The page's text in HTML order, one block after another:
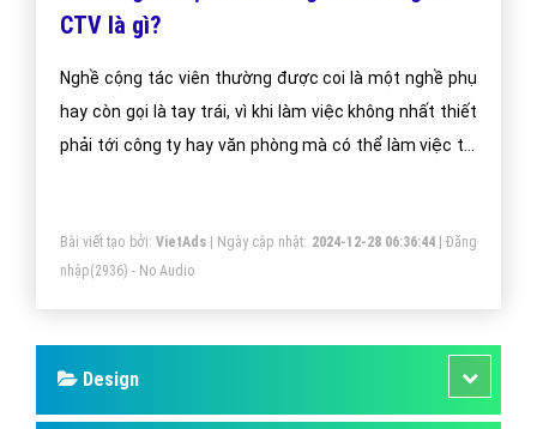
CTV là gì?
Nghề cộng tác viên thường được coi là một nghề phụ
hay còn gọi là tay trái, vì khi làm việc không nhất thiết
phải tới công ty hay văn phòng mà có thể làm việc tại
Bài viết tạo bởi: VietAds| Ngày cập nhật: 2024-12-28 06:36:44|Đăng
nhập(2936) - No Audio
Design